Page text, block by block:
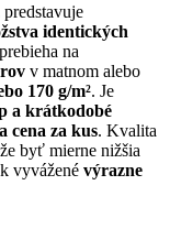
predstavuje
identických
na
v matnom alebo
170 g/m². Je
a krátkodobé
cena za kus. Kvalita
byť mierne nižšia
vyvážené výrazne